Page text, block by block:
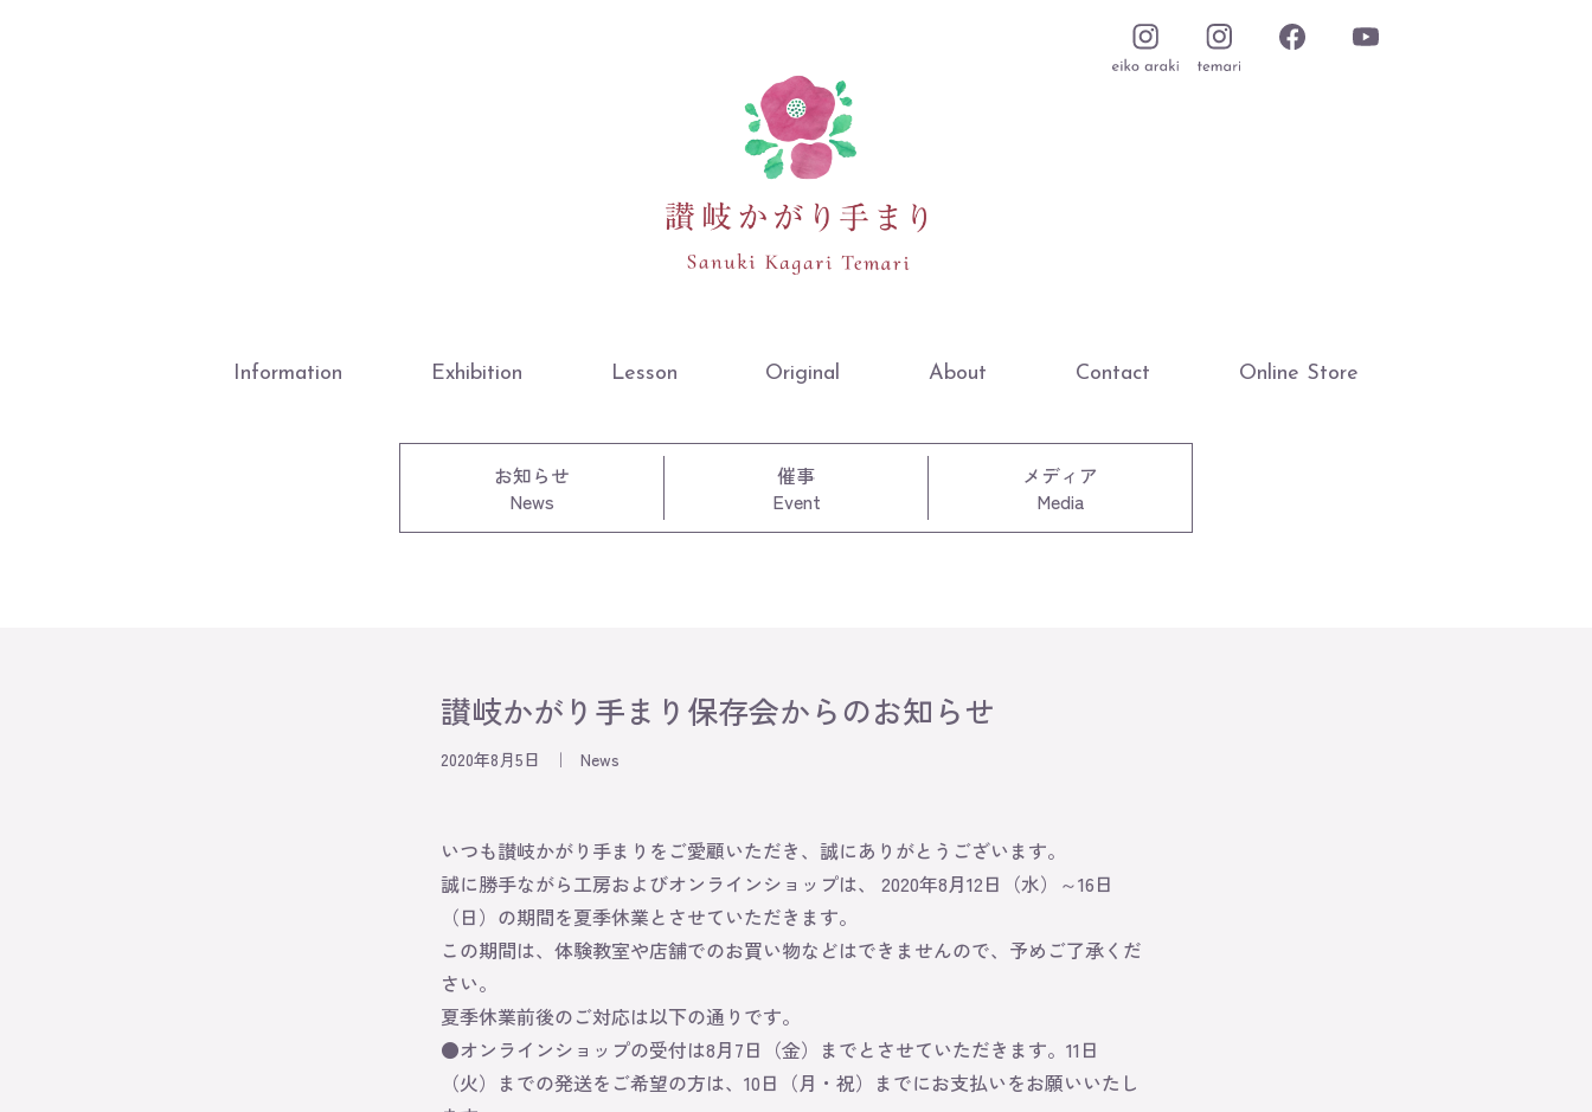
Information Exhibition Lesson Original About Contact Online Store
お知らせ
News
催事
Event
メディア
Media
讃岐かがり手まり保存会からのお知らせ
2020年8月5日 ｜ News
いつも讃岐かがり手まりをご愛顧いただき、誠にありがとうございます。
誠に勝手ながら工房およびオンラインショップは、 2020年8月12日（水）～16日
（日）の期間を夏季休業とさせていただきます。
この期間は、体験教室や店舗でのお買い物などはできませんので、予めご了承くだ
さい。
夏季休業前後のご対応は以下の通りです。
●オンラインショップの受付は8月7日（金）までとさせていただきます。11日
（火）までの発送をご希望の方は、10日（月・祝）までにお支払いをお願いいたし